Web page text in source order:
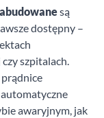
są
dostępny –
szpitalach.
awaryjnym, jak